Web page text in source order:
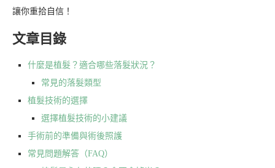
讓你重拾自信！
文章目錄
什麼是植髮？適合哪些落髮狀況？
常見的落髮類型
植髮技術的選擇
選擇植髮技術的小建議
手術前的準備與術後照護
常見問題解答（FAQ）